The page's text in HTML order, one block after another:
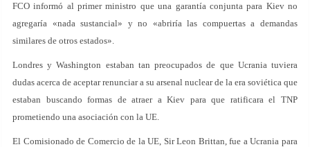
FCO informó al primer ministro que una garantía conjunta para Kiev no
agregaría «nada sustancial» y no «abriría las compuertas a demandas
similares de otros estados».
Londres y Washington estaban tan preocupados de que Ucrania tuviera
dudas acerca de aceptar renunciar a su arsenal nuclear de la era soviética que
estaban buscando formas de atraer a Kiev para que ratificara el TNP
prometiendo una asociación con la UE.
El Comisionado de Comercio de la UE, Sir Leon Brittan, fue a Ucrania para